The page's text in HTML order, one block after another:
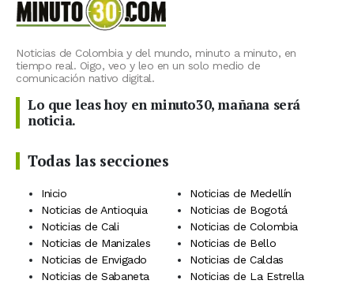
Noticias de Colombia y del mundo, minuto a minuto, en
tiempo real. Oigo, veo y leo en un solo medio de
comunicación nativo digital.
Lo que leas hoy en minuto30, mañana será
noticia.
Todas las secciones
Inicio
Noticias de Medellín
Noticias de Antioquia
Noticias de Bogotá
Noticias de Cali
Noticias de Colombia
Noticias de Manizales
Noticias de Bello
Noticias de Envigado
Noticias de Caldas
Noticias de Sabaneta
Noticias de La Estrella